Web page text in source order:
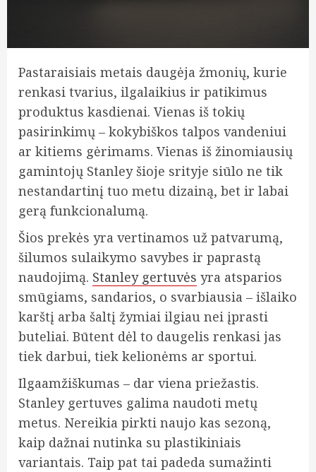
Pastaraisiais metais daugėja žmonių, kurie
renkasi tvarius, ilgalaikius ir patikimus
produktus kasdienai. Vienas iš tokių
pasirinkimų – kokybiškos talpos vandeniui
ar kitiems gėrimams. Vienas iš žinomiausių
gamintojų Stanley šioje srityje siūlo ne tik
nestandartinį tuo metu dizainą, bet ir labai
gerą funkcionalumą.
Šios prekės yra vertinamos už patvarumą,
šilumos sulaikymo savybes ir paprastą
naudojimą. Stanley gertuvės yra atsparios
smūgiams, sandarios, o svarbiausia – išlaiko
karštį arba šaltį žymiai ilgiau nei įprasti
buteliai. Būtent dėl to daugelis renkasi jas
tiek darbui, tiek kelionėms ar sportui.
Ilgaamžiškumas – dar viena priežastis.
Stanley gertuves galima naudoti metų
metus. Nereikia pirkti naujo kas sezoną,
kaip dažnai nutinka su plastikiniais
variantais. Taip pat tai padeda sumažinti